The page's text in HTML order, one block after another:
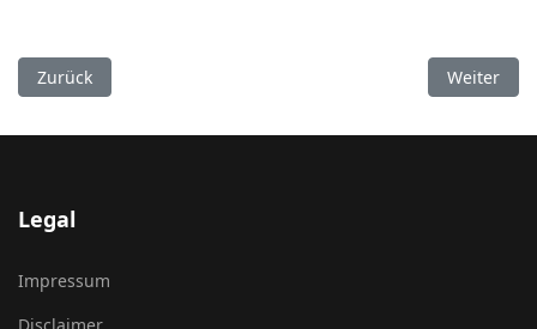
Vorheriger Beitrag: Frühlingsprogramm 2018 im Kloster
Zurück Nächster
Weiter
Legal
Impressum